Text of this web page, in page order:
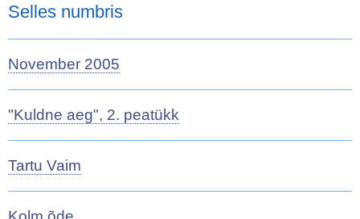
Selles numbris
November 2005
"Kuldne aeg", 2. peatükk
Tartu Vaim